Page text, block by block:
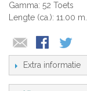
Gamma: 52 Toets
Lengte (ca.): 11.00 m.
Extra informatie